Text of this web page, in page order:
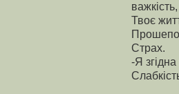
важкість,
Твоє
Cтрах.
-Я